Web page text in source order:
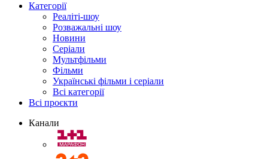
Категорії
Реаліті-шоу
Розважальні шоу
Новини
Серіали
Мультфільми
Фільми
Українські фільми і серіали
Всі категорії
Всі проєкти
Канали